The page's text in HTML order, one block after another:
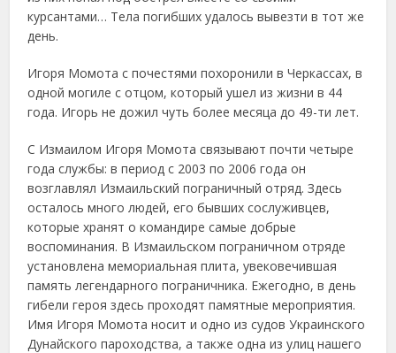
курсантами… Тела погибших удалось вывезти в тот же
день.
Игоря Момота с почестями похоронили в Черкассах, в
одной могиле с отцом, который ушел из жизни в 44
года. Игорь не дожил чуть более месяца до 49-ти лет.
С Измаилом Игоря Момота связывают почти четыре
года службы: в период с 2003 по 2006 года он
возглавлял Измаильский пограничный отряд. Здесь
осталось много людей, его бывших сослуживцев,
которые хранят о командире самые добрые
воспоминания. В Измаильском пограничном отряде
установлена мемориальная плита, увековечившая
память легендарного пограничника. Ежегодно, в день
гибели героя здесь проходят памятные мероприятия.
Имя Игоря Момота носит и одно из судов Украинского
Дунайского пароходства, а также одна из улиц нашего